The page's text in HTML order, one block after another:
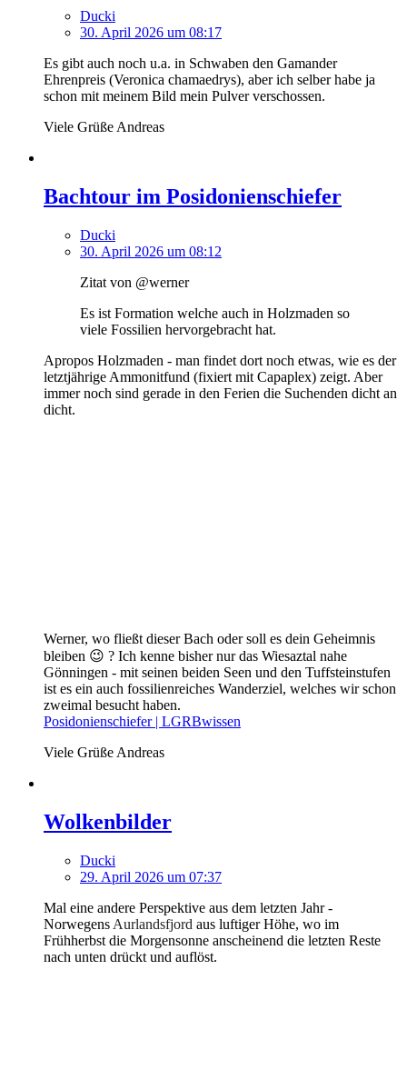
Ducki
30. April 2026 um 08:17
Es gibt auch noch u.a. in Schwaben den Gamander
Ehrenpreis (Veronica chamaedrys), aber ich selber habe ja
schon mit meinem Bild mein Pulver verschossen.
Viele Grüße Andreas
Bachtour im Posidonienschiefer
Ducki
30. April 2026 um 08:12
Zitat von @werner
Es ist Formation welche auch in Holzmaden so
viele Fossilien hervorgebracht hat.
Apropos Holzmaden - man findet dort noch etwas, wie es der
letztjährige Ammonitfund (fixiert mit Capaplex) zeigt. Aber
immer noch sind gerade in den Ferien die Suchenden dicht an
dicht.
Werner, wo fließt dieser Bach oder soll es dein Geheimnis
bleiben 😉 ? Ich kenne bisher nur das Wiesaztal nahe
Gönningen - mit seinen beiden Seen und den Tuffsteinstufen
ist es ein auch fossilienreiches Wanderziel, welches wir schon
zweimal besucht haben.
Posidonienschiefer | LGRBwissen
Viele Grüße Andreas
Wolkenbilder
Ducki
29. April 2026 um 07:37
Mal eine andere Perspektive aus dem letzten Jahr -
Norwegens Aurlandsfjord aus luftiger Höhe, wo im
Frühherbst die Morgensonne anscheinend die letzten Reste
nach unten drückt und auflöst.